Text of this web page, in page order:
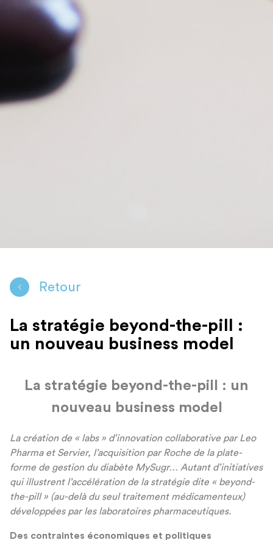
Retour
La stratégie beyond-the-pill :
un nouveau business model
La stratégie beyond-the-pill : un
nouveau business model
La création de « labs » d’innovation collaborative par Leo
Pharma et Servier, l’acquisition par Roche de la plate-
forme de gestion du diabète MySugr… Autant d’initiatives
qui illustrent l’accélération de la stratégie dite « beyond-
the-pill » (au-delà du seul traitement médicamenteux)
développées par les laboratoires pharmaceutiques.
Des contraintes économiques et politiques